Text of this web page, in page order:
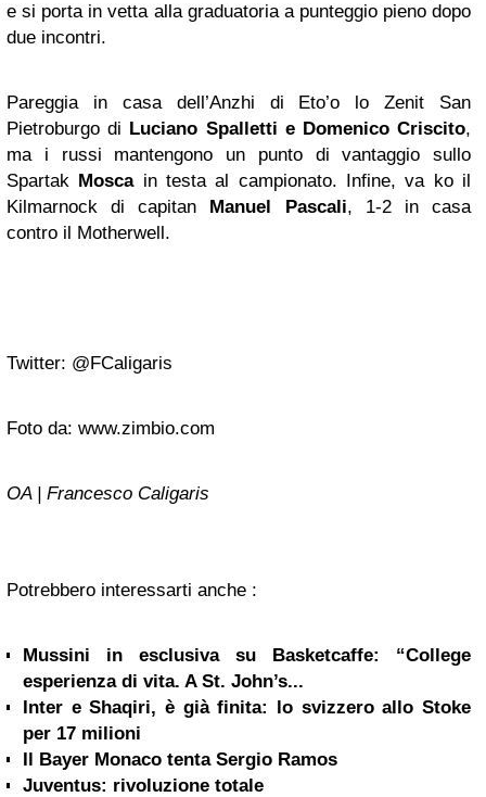
e si porta in vetta alla graduatoria a punteggio pieno dopo
due incontri.
Pareggia in casa dell’Anzhi di Eto’o lo Zenit San
Pietroburgo di Luciano Spalletti e Domenico Criscito,
ma i russi mantengono un punto di vantaggio sullo
Spartak Moscain testa al campionato. Infine, va ko il
Kilmarnock di capitan Manuel Pascali, 1-2 in casa
contro il Motherwell.
Twitter: @FCaligaris
Foto da: www.zimbio.com
OA | Francesco Caligaris
Potrebbero interessarti anche :
Mussini in esclusiva su Basketcaffe: “College
esperienza di vita. A St. John’s...
Inter e Shaqiri, è già finita: lo svizzero allo Stoke
per 17 milioni
Il Bayer Monaco tenta Sergio Ramos
Juventus: rivoluzione totale